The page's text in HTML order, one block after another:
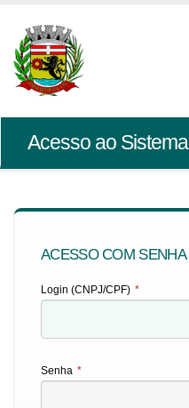
Acesso ao Sistema
ACESSO COM SENHA
Login (CNPJ/CPF) *
Senha *